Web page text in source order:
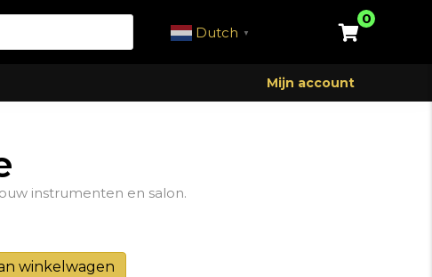
Dutch ▼
0
Mijn account
instrumenten en salon.
winkelwagen